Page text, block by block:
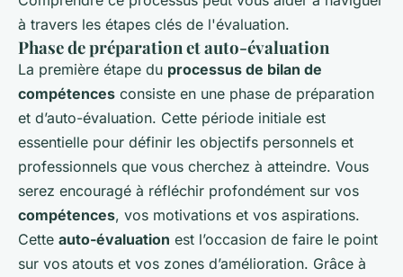
à travers les étapes clés de l'évaluation.
Phase de préparation et auto-évaluation
La première étape du processus de bilan de
compétences consiste en une phase de préparation
et d’auto-évaluation. Cette période initiale est
essentielle pour définir les objectifs personnels et
professionnels que vous cherchez à atteindre. Vous
serez encouragé à réfléchir profondément sur vos
compétences, vos motivations et vos aspirations.
Cette auto-évaluation est l’occasion de faire le point
sur vos atouts et vos zones d’amélioration. Grâce à